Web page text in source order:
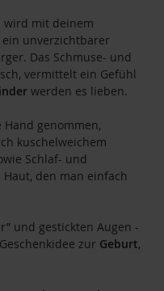
wird mit deinem
ein unverzichtbarer
Das Schmuse- und
vermittelt ein Gefühl
werden es lieben.
genommen,
kuschelweichem
Schlaf- und
den man einfach
und gestickten Augen -
zur Geburt,